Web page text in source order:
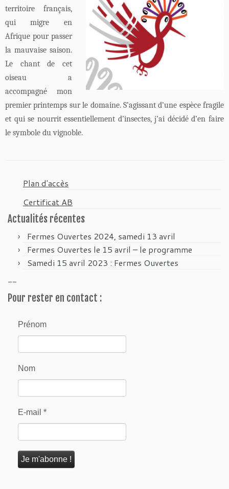
territoire français,
qui migre en
Afrique pour passer
la mauvaise saison.
Le chant de cet
oiseau a
accompagné mon
premier printemps sur le domaine. S’agissant d’une espèce fragile
et qui se nourrit essentiellement d’insectes, j’ai décidé d’en faire
le symbole du vignoble.
Plan d'accès
Certificat AB
Actualités récentes
Fermes Ouvertes 2024, samedi 13 avril
Fermes Ouvertes le 15 avril – le programme
Samedi 15 avril 2023 : Fermes Ouvertes
--
Pour rester en contact :
Prénom
Nom
E-mail *